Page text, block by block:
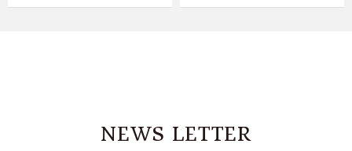
NEWS LETTER